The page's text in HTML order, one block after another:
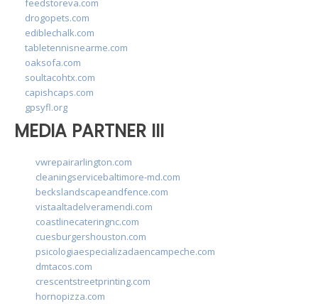
drogopets.com
ediblechalk.com
tabletennisnearme.com
oaksofa.com
soultacohtx.com
capishcaps.com
gpsyfl.org
MEDIA PARTNER III
vwrepairarlington.com
cleaningservicebaltimore-md.com
beckslandscapeandfence.com
vistaaltadelveramendi.com
coastlinecateringnc.com
cuesburgershouston.com
psicologiaespecializadaencampeche.com
dmtacos.com
crescentstreetprinting.com
hornopizza.com